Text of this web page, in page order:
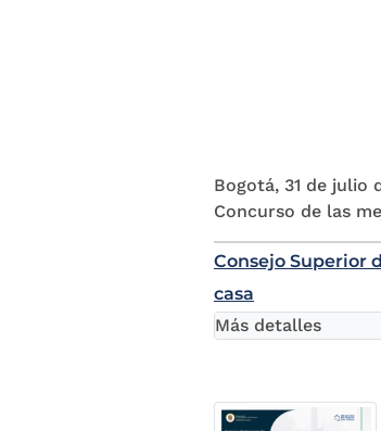
Bogotá, 31 de julio
Concurso de las
Consejo Superior
casa
Más detalles